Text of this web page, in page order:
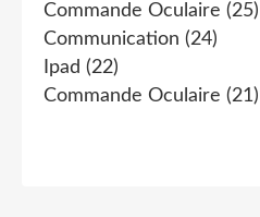
Commande Oculaire (25)
Communication (24)
Ipad (22)
Commande Oculaire (21)